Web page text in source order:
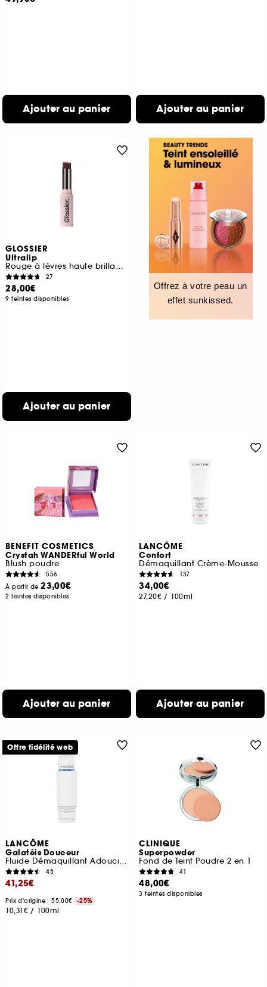
Ajouter au panier Ajouter au panier
GLOSSIER
Ultralip
Rouge à lèvres haute brillance
27
28,00€
9 teintes disponibles
Ajouter au panier
Offrez à votre peau un
effet sunkissed.
BENEFIT COSMETICS
Crystah WANDERful World
Blush poudre
556
À partir de23,00€
2 teintes disponibles
Ajouter au panier
LANCÔME
Confort
Démaquillant Crème-Mousse
137
34,00€
27,20€ / 100ml
Ajouter au panier
LANCÔME
Galatéis Douceur
Fluide Démaquillant Adoucissant Visage & Yeux
45
41,25€
Prix d'origine : 55,00€ -25%
10,31€ / 100ml
Offre fidélité web
CLINIQUE
Superpowder
Fond de Teint Poudre 2 en 1
41
48,00€
3 teintes disponibles